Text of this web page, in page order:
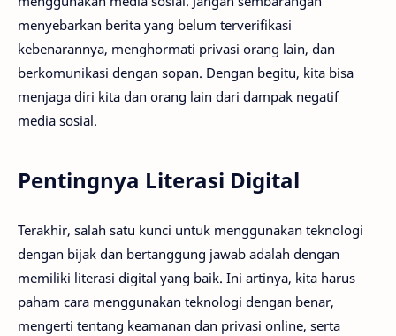
menyebarkan berita yang belum terverifikasi
kebenarannya, menghormati privasi orang lain, dan
berkomunikasi dengan sopan. Dengan begitu, kita bisa
menjaga diri kita dan orang lain dari dampak negatif
media sosial.
Pentingnya Literasi Digital
Terakhir, salah satu kunci untuk menggunakan teknologi
dengan bijak dan bertanggung jawab adalah dengan
memiliki literasi digital yang baik. Ini artinya, kita harus
paham cara menggunakan teknologi dengan benar,
mengerti tentang keamanan dan privasi online, serta